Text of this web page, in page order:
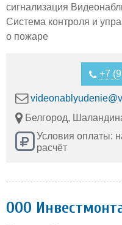
сигнализация
Система контроля и
о пожаре
+7
Белгород,
Условия оплаты:
расчёт
ООО